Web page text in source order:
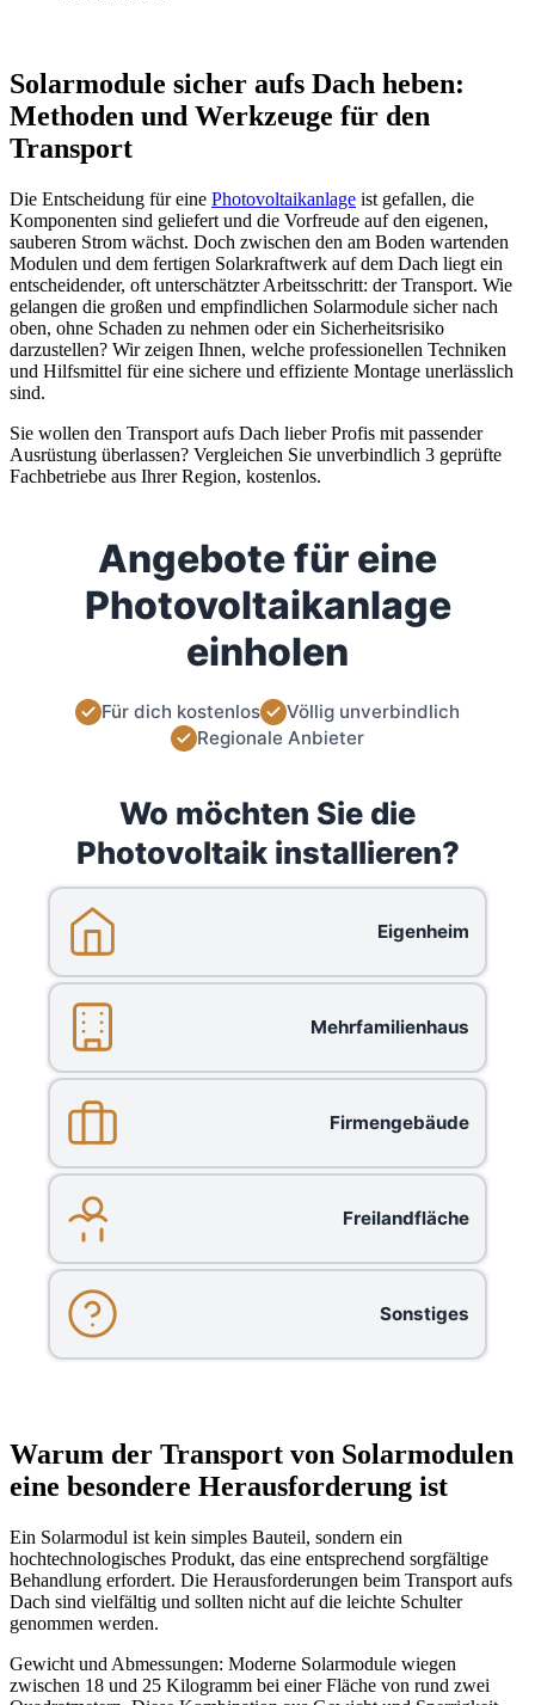
Solarmodule sicher aufs Dach heben:
Methoden und Werkzeuge für den
Transport
Die Entscheidung für eine Photovoltaikanlage ist gefallen, die
Komponenten sind geliefert und die Vorfreude auf den eigenen,
sauberen Strom wächst. Doch zwischen den am Boden wartenden
Modulen und dem fertigen Solarkraftwerk auf dem Dach liegt ein
entscheidender, oft unterschätzter Arbeitsschritt: der Transport. Wie
gelangen die großen und empfindlichen Solarmodule sicher nach
oben, ohne Schaden zu nehmen oder ein Sicherheitsrisiko
darzustellen? Wir zeigen Ihnen, welche professionellen Techniken
und Hilfsmittel für eine sichere und effiziente Montage unerlässlich
sind.
Sie wollen den Transport aufs Dach lieber Profis mit passender
Ausrüstung überlassen? Vergleichen Sie unverbindlich 3 geprüfte
Fachbetriebe aus Ihrer Region, kostenlos.
Angebote für eine
Photovoltaikanlage
einholen
Für dich kostenlos
Völlig unverbindlich
Regionale Anbieter
Wo möchten Sie die
Photovoltaik installieren?
Eigenheim
Mehrfamilienhaus
Firmengebäude
Freilandfläche
Sonstiges
Warum der Transport von Solarmodulen
eine besondere Herausforderung ist
Ein Solarmodul ist kein simples Bauteil, sondern ein
hochtechnologisches Produkt, das eine entsprechend sorgfältige
Behandlung erfordert. Die Herausforderungen beim Transport aufs
Dach sind vielfältig und sollten nicht auf die leichte Schulter
genommen werden.
Gewicht und Abmessungen: Moderne Solarmodule wiegen
zwischen 18 und 25 Kilogramm bei einer Fläche von rund zwei